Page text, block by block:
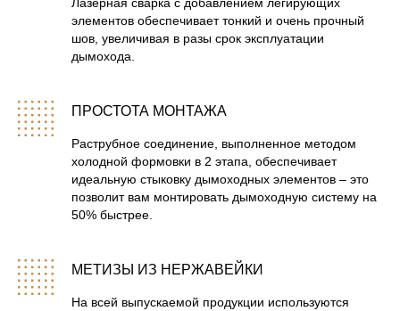
Лазерная сварка с добавлением легирующих
элементов обеспечивает тонкий и очень прочный
шов, увеличивая в разы срок эксплуатации
дымохода.
ПРОСТОТА МОНТАЖА
Раструбное соединение, выполненное методом
холодной формовки в 2 этапа, обеспечивает
идеальную стыковку дымоходных элементов – это
позволит вам монтировать дымоходную систему на
50% быстрее.
МЕТИЗЫ ИЗ НЕРЖАВЕЙКИ
На всей выпускаемой продукции используются